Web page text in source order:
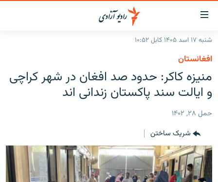
لینک‌های
قابل
دسترسی
به
متن
اصلی
بازگشت
منوی
مراجعه
به
صفحه
جستجو
گزارش‌ها
افغانستان
جهان
خبرها
مصاحبه‌ها
برنامه‌ها
مجموعه تصویری
ورزش
شنبه ۱۷ اسد ۱۴۰۵ کابل ۱۰:۵۲
افغانستان
منیزه کاکر: حدود صد افغان در شهر کراچی
و ایالت سند پاکستان زندانی اند
حمل ۲۸, ۱۴۰۲
شریک ساختن